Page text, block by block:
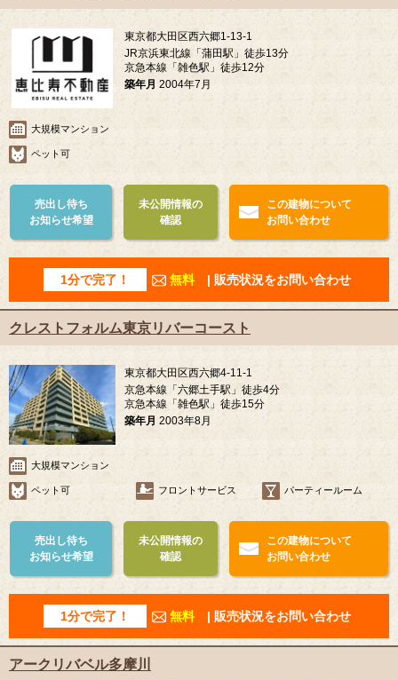
東京都大田区西六郷1-13-1
JR京浜東北線「蒲田駅」徒歩13分
京急本線「雑色駅」徒歩12分
築年月 2004年7月
大規模マンション
ペット可
売出し待ち
お知らせ希望
未公開情報の
確認
この建物について
お問い合わせ
1分で完了！ 無料 | 販売状況をお問い合わせ
クレストフォルム東京リバーコースト
東京都大田区西六郷4-11-1
京急本線「六郷土手駅」徒歩4分
京急本線「雑色駅」徒歩15分
築年月 2003年8月
大規模マンション
ペット可 フロントサービス パーティールーム
売出し待ち
お知らせ希望
未公開情報の
確認
この建物について
お問い合わせ
1分で完了！ 無料 | 販売状況をお問い合わせ
アークリバベル多摩川